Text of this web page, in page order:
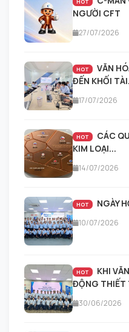
HOT
NGƯỜI CFT
27/07/2026
HOT
VĂN
ĐẾN KHỐI
17/07/2026
HOT
CÁC
KIM LOẠI...
14/07/2026
HOT NGÀY
10/07/2026
HOT
KHI
ĐỘNG THIẾT
30/06/2026